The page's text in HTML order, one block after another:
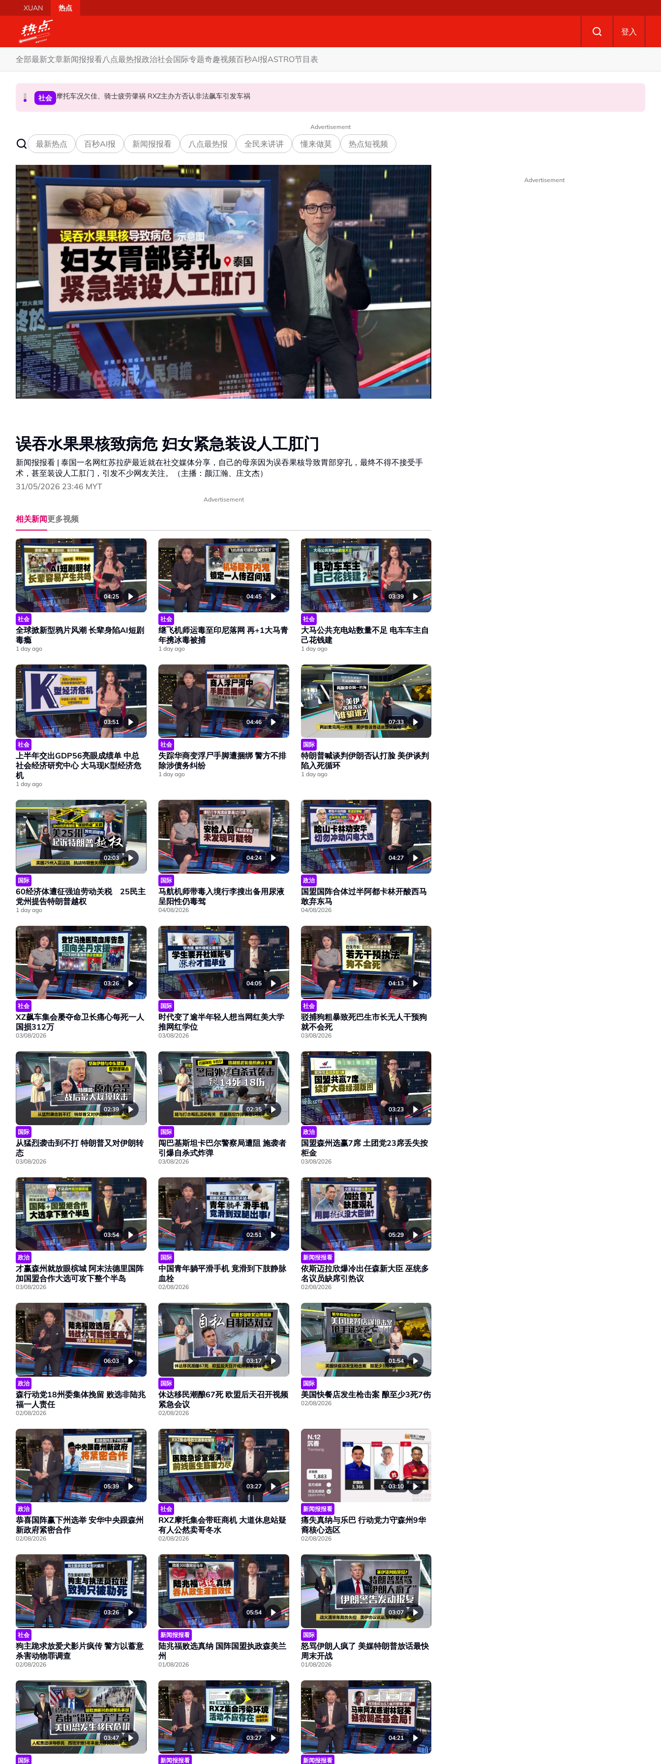
Skip to main content
XUAN 热点
登入
全部最新文章新闻报报看八点最热报政治社会国际专题奇趣视频百秒AI报ASTRO节目表
财经 SST成华商远离希盟因素？ 阿末马斯兰：华裔商家更倾向GST机制
社会 摩托车况欠佳、骑士疲劳肇祸 RXZ主办方否认非法飙车引发车祸
政治 柔森州选合作奏效 阿末马斯兰吁国阵国盟携手迎战甲州选
Advertisement
最新热点 百秒AI报 新闻报报看 八点最热报 全民来讲讲 懂来做莫 热点短视频
误吞水果果核致病危 妇女紧急装设人工肛门
新闻报报看 | 泰国一名网红苏拉萨最近就在社交媒体分享，自己的母亲因为误吞果核导致胃部穿孔，最终不得不接受手
术，甚至装设人工肛门，引发不少网友关注。（主播：颜江瀚、庄文杰）
31/05/2026 23:46 MYT
Advertisement
相关新闻更多视频
04:25
社会
全球掀新型鸦片风潮 长辈身陷AI短剧
毒瘾
1 day ago
04:45
社会
继飞机师运毒至印尼落网 再+1大马青
年携冰毒被捕
1 day ago
03:39
社会
大马公共充电站数量不足 电车车主自
己花钱建
1 day ago
03:51
社会
上半年交出GDP56亮眼成绩单 中总
社会经济研究中心 大马现K型经济危
机
1 day ago
04:46
社会
失踪华商变浮尸手脚遭捆绑 警方不排
除涉债务纠纷
1 day ago
07:33
国际
特朗普喊谈判伊朗否认打脸 美伊谈判
陷入死循环
1 day ago
02:03
国际
60经济体遭征强迫劳动关税 25民主
党州提告特朗普越权
1 day ago
04:24
国际
马航机师带毒入境行李搜出备用尿液
呈阳性仍毒驾
04/08/2026
04:27
政治
国盟国阵合体过半阿都卡林开酸西马
敢弃东马
04/08/2026
03:26
社会
XZ飙车集会屡夺命卫长痛心每死一人
国损312万
03/08/2026
04:05
国际
时代变了逾半年轻人想当网红美大学
推网红学位
03/08/2026
04:13
社会
驳捕狗粗暴致死巴生市长无人干预狗
就不会死
03/08/2026
02:39
国际
从猛烈袭击到不打 特朗普又对伊朗转
态
03/08/2026
02:35
国际
闯巴基斯坦卡巴尔警察局遭阻 施袭者
引爆自杀式炸弹
03/08/2026
03:23
政治
国盟森州选赢7席 土团党23席丢失按
柜金
03/08/2026
03:54
政治
才赢森州就放眼槟城 阿末法德里国阵
加国盟合作大选可攻下整个半岛
03/08/2026
02:51
国际
中国青年躺平滑手机 竟滑到下肢静脉
血栓
02/08/2026
05:29
新闻报报看
依斯迈拉欣爆冷出任森新大臣 巫统多
名议员缺席引热议
02/08/2026
06:03
政治
森行动党18州委集体挽留 败选非陆兆
福一人责任
02/08/2026
03:17
国际
休达移民潮酿67死 欧盟后天召开视频
紧急会议
02/08/2026
01:54
国际
美国快餐店发生枪击案 酿至少3死7伤
02/08/2026
05:39
政治
恭喜国阵赢下州选举 安华中央跟森州
新政府紧密合作
02/08/2026
03:27
社会
RXZ摩托集会带旺商机 大道休息站疑
有人公然卖哥冬水
02/08/2026
03:10
新闻报报看
痛失真纳与乐巴 行动党力守森州9华
裔核心选区
02/08/2026
03:26
社会
狗主跪求放爱犬影片疯传 警方以蓄意
杀害动物罪调查
02/08/2026
05:54
新闻报报看
陆兆福败选真纳 国阵国盟执政森美兰
州
01/08/2026
03:07
国际
怒骂伊朗人疯了 美媒特朗普放话最快
周末开战
01/08/2026
03:47
国际
03:27
新闻报报看
04:21
新闻报报看
Advertisement